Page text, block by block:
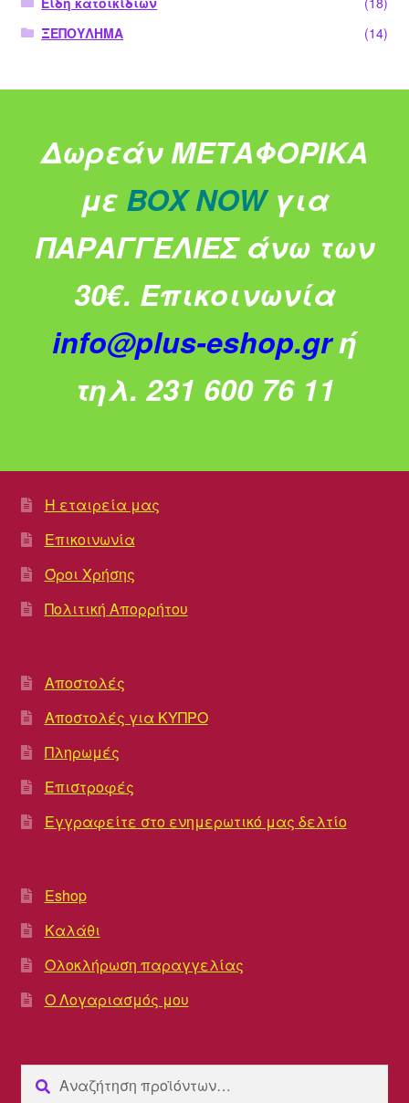
ΞΕΠΟΥΛΗΜΑ
(14)
Δωρεάν ΜΕΤΑΦΟΡΙΚΑ
με BOX NOW για
ΠΑΡΑΓΓΕΛΙΕΣ άνω των
30€. Επικοινωνία
info@plus-eshop.grή
τηλ. 231 600 76 11
Η εταιρεία μας
Επικοινωνία
Όροι Χρήσης
Πολιτική Απορρήτου
Αποστολές
Αποστολές για ΚΥΠΡΟ
Πληρωμές
Επιστροφές
Εγγραφείτε στο ενημερωτικό μας δελτίο
Eshop
Καλάθι
Ολοκλήρωση παραγγελίας
Ο Λογαριασμός μου
Αναζήτηση
για:
Αναζήτηση